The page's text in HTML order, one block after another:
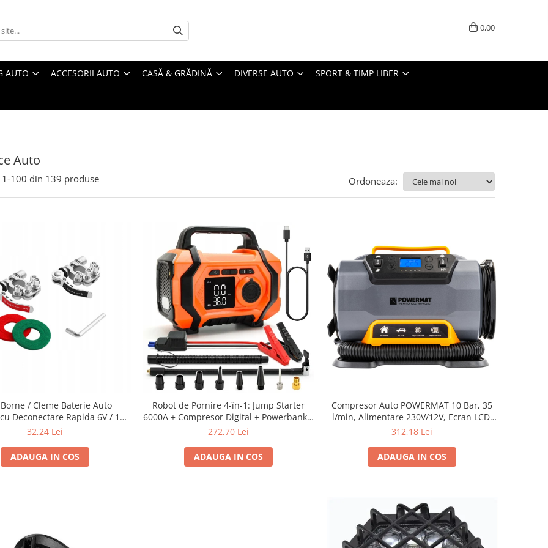
0,00
AUTO ACCESORII AUTO CASĂ & GRĂDINĂ DIVERSE AUTO SPORT & TIMP LIBER
Auto
1-100 din 139 produse Ordoneaza:
/ Cleme Baterie Auto
Deconectare Rapida 6V / 12V
+ Negativ) cu Multipunct de
32,24 Lei
ADAUGA IN COS
Robot de Pornire 4-în-1: Jump Starter
6000A + Compresor Digital + Powerbank +
Lanternă LED SN6014
272,70 Lei
ADAUGA IN COS
Compresor Auto POWERMAT 10 Bar, 35
l/min, Alimentare 230V/12V, Ecran LCD,
Lanternă LED
312,18 Lei
ADAUGA IN COS